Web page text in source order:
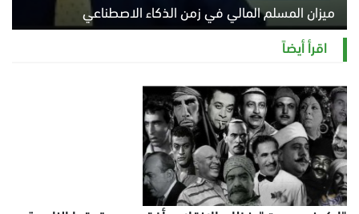
ميزان المسلم المالي في زمن الذكاء الاصطناعي
السبت 8 أغسطس 2026 11:21 ص
اقرأ أيضاً